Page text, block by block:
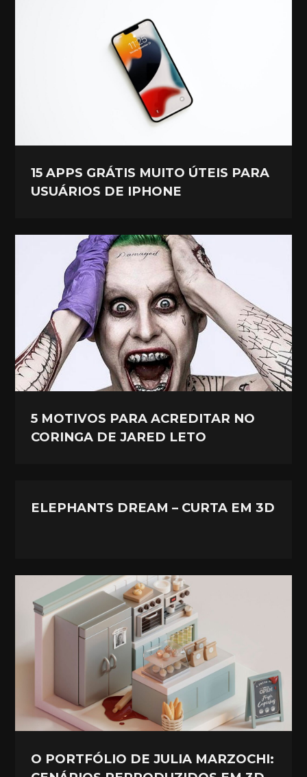
15 APPS GRÁTIS MUITO ÚTEIS PARA
USUÁRIOS DE IPHONE
5 MOTIVOS PARA ACREDITAR NO
CORINGA DE JARED LETO
ELEPHANTS DREAM – CURTA EM 3D
O PORTFÓLIO DE JULIA MARZOCHI: